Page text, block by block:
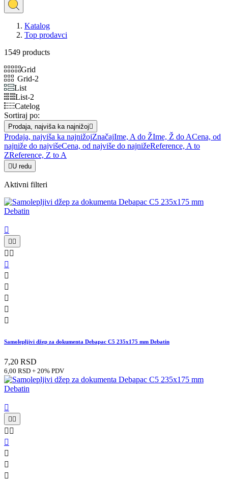
Katalog
Top prodavci
1549 products
Grid
Grid-2
List
List-2
Catelog
Sortiraj po:
Prodaja, najviša ka najnižoj 
Prodaja, najviša ka najnižojZnačajIme, A do ŽIme, Ž do ACena, od
najniže do najvišeCena, od najviše do najnižeReference, A to
ZReference, Z to A
 U redu
Aktivni filteri

 
 






Samolepljivi džep za dokumenta Debapac C5 235x175 mm Debatin
7,20 RSD
6,00 RSD + 20% PDV

 
 



